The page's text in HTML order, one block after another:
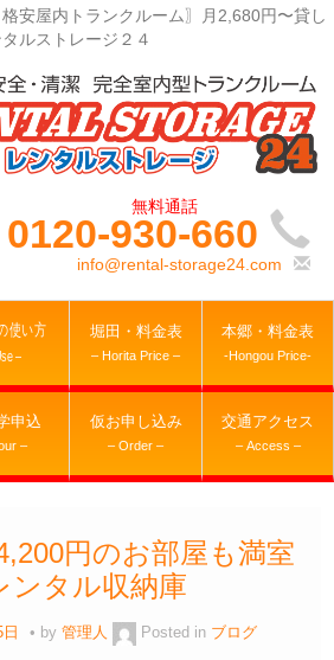
安屋内トランクルーム〗月2,680円〜貸し
ルストレージ２４
0120-930-660
info@rental-storage24.com
使い方
–
堀田・料金表
– Horita Price –
本郷・料金表
-Hongou Price-
申込
–
仮お申し込み
– Order –
交通アクセス
– Access –
円のお部屋も満室
ンタル収納庫
by 管理人 Posted in ブログ